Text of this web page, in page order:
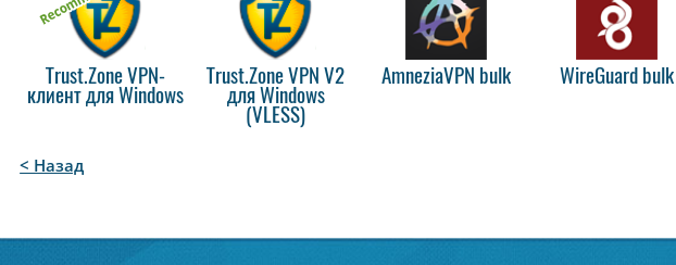
Trust.Zone VPN-
клиент для Windows
Trust.Zone VPN V2
для Windows
(VLESS)
AmneziaVPN bulk WireGuard bulk
< Назад